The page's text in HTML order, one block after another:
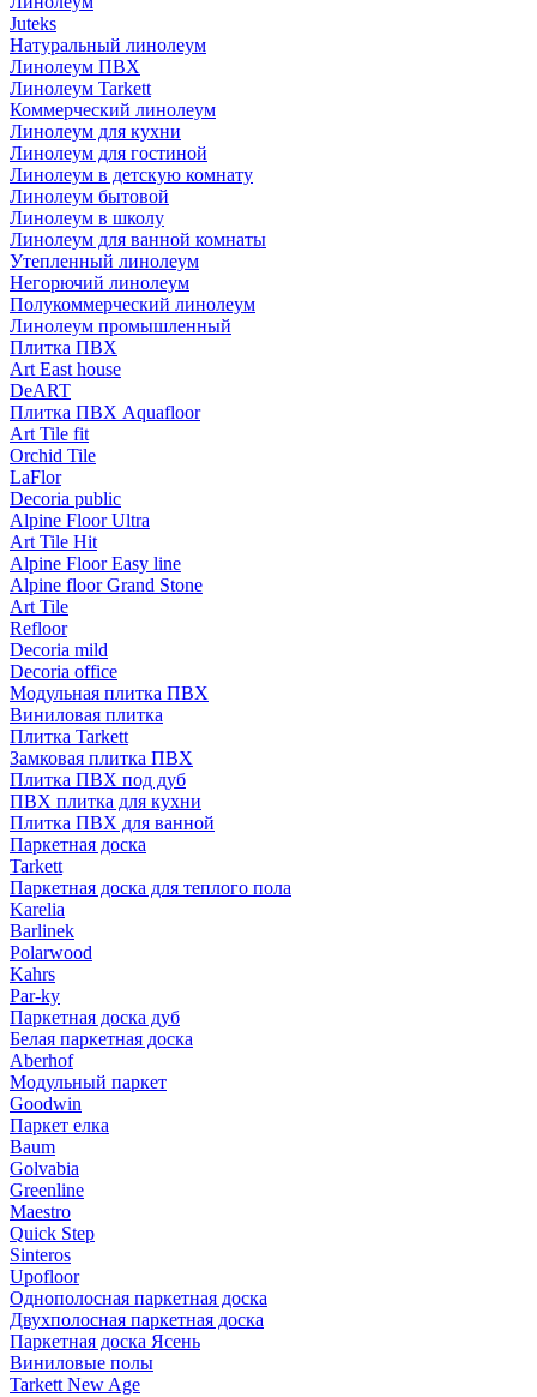
Juteks
Натуральный линолеум
Линолеум ПВХ
Линолеум Tarkett
Коммерческий линолеум
Линолеум для кухни
Линолеум для гостиной
Линолеум в детскую комнату
Линолеум бытовой
Линолеум в школу
Линолеум для ванной комнаты
Утепленный линолеум
Негорючий линолеум
Полукоммерческий линолеум
Линолеум промышленный
Плитка ПВХ
Art East house
DeART
Плитка ПВХ Aquafloor
Art Tile fit
Orchid Tile
LaFlor
Decoria public
Alpine Floor Ultra
Art Tile Hit
Alpine Floor Easy line
Alpine floor Grand Stone
Art Tile
Refloor
Decoria mild
Decoria office
Модульная плитка ПВХ
Виниловая плитка
Плитка Tarkett
Замковая плитка ПВХ
Плитка ПВХ под дуб
ПВХ плитка для кухни
Плитка ПВХ для ванной
Паркетная доска
Tarkett
Паркетная доска для теплого пола
Karelia
Barlinek
Polarwood
Kahrs
Par-ky
Паркетная доска дуб
Белая паркетная доска
Aberhof
Модульный паркет
Goodwin
Паркет елка
Baum
Golvabia
Greenline
Maestro
Quick Step
Sinteros
Upofloor
Однополосная паркетная доска
Двухполосная паркетная доска
Паркетная доска Ясень
Виниловые полы
Tarkett New Age